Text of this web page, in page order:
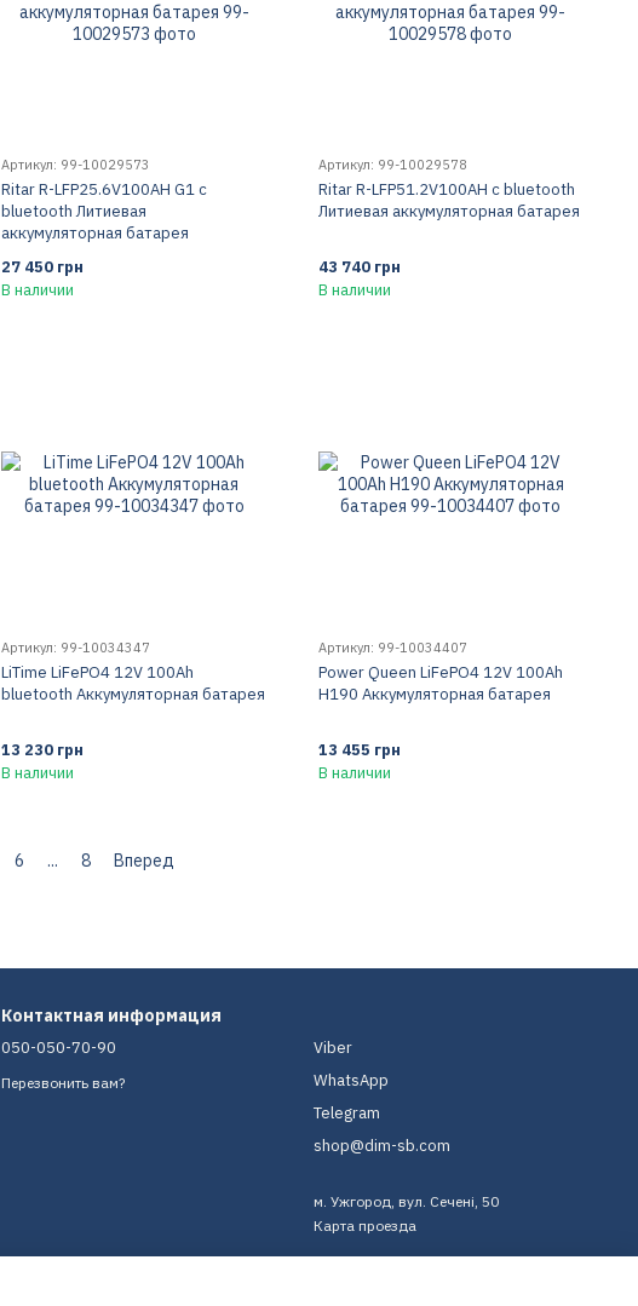
Артикул: 99-10029573
Ritar R-LFP25.6V100AH G1 c
bluetooth Литиевая
аккумуляторная батарея
27 450 грн
В наличии
Артикул: 99-10029578
Ritar R-LFP51.2V100AH c bluetooth
Литиевая аккумуляторная батарея
43 740 грн
В наличии
Артикул: 99-10034347
LiTime LiFePO4 12V 100Ah
bluetooth Аккумуляторная батарея
13 230 грн
В наличии
Артикул: 99-10034407
Power Queen LiFePO4 12V 100Ah
H190 Аккумуляторная батарея
13 455 грн
В наличии
6 ... 8 Вперед
Контактная информация
050-050-70-90
Перезвонить вам?
Viber
WhatsApp
Telegram
shop@dim-sb.com
м. Ужгород, вул. Сечені, 50
Карта проезда